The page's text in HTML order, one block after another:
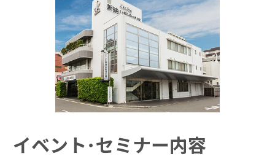
イベント･セミナー内容